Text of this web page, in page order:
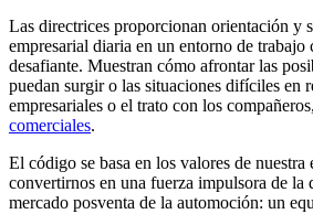
Las directrices proporcionan orientación y
empresarial diaria en un entorno de trabajo
desafiante. Muestran cómo afrontar las
puedan surgir o las situaciones difíciles en
empresariales o el trato con los compañeros,
comerciales.
El código se basa en los valores de nuestra
convertirnos en una fuerza impulsora de la
mercado posventa de la automoción: un